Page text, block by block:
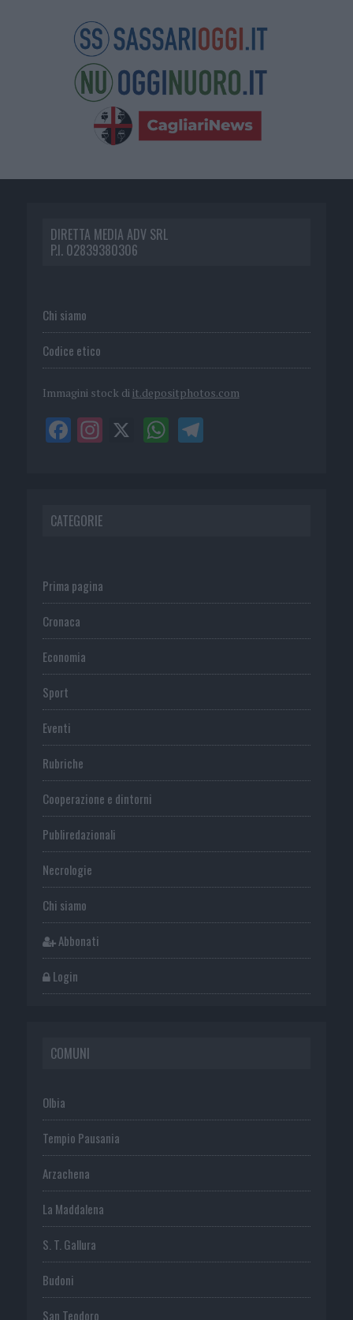
DIRETTA MEDIA ADV SRL
P.I. 02839380306
Chi siamo
Codice etico
Immagini stock di it.depositphotos.com
CATEGORIE
Prima pagina
Cronaca
Economia
Sport
Eventi
Rubriche
Cooperazione e dintorni
Publiredazionali
Necrologie
Chi siamo
Abbonati
Login
COMUNI
Olbia
Tempio Pausania
Arzachena
La Maddalena
S. T. Gallura
Budoni
San Teodoro